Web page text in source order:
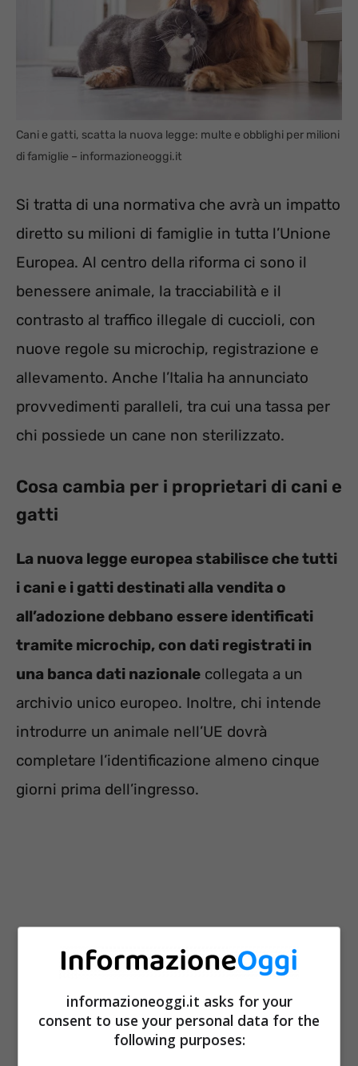
Cani e gatti, scatta la nuova legge: multe e obblighi per milioni
di famiglie – informazioneoggi.it
Si tratta di una normativa che avrà un impatto
diretto su milioni di famiglie in tutta l’Unione
Europea. Al centro della riforma ci sono il
benessere animale, la tracciabilità e il
contrasto al traffico illegale di cuccioli, con
nuove regole su microchip, registrazione e
allevamento. Anche l’Italia ha annunciato
provvedimenti paralleli, tra cui una tassa per
chi possiede un cane non sterilizzato.
Cosa cambia per i proprietari di cani e
gatti
La nuova legge europea stabilisce che tutti
i cani e i gatti destinati alla vendita o
all’adozione debbano essere identificati
tramite microchip, con dati registrati in
una banca dati nazionale collegata a un
archivio unico europeo. Inoltre, chi intende
introdurre un animale nell’UE dovrà
completare l’identificazione almeno cinque
giorni prima dell’ingresso.
informazioneoggi.it asks for your
consent to use your personal data for the
following purposes: